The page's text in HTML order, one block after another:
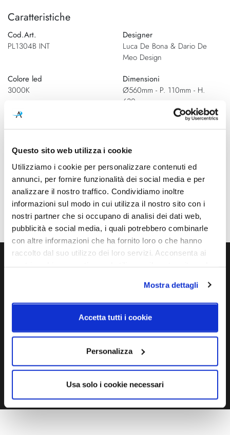
Questo sito web utilizza i cookie
Utilizziamo i cookie per personalizzare contenuti ed
annunci, per fornire funzionalità dei social media e per
analizzare il nostro traffico. Condividiamo inoltre
informazioni sul modo in cui utilizza il nostro sito con i
nostri partner che si occupano di analisi dei dati web,
pubblicità e social media, i quali potrebbero combinarle
con altre informazioni che ha fornito loro o che hanno
raccolto dal suo utilizzo dei loro servizi. Acconsenta ai
Mostra dettagli
Accetta tutti i cookie
Personalizza
Usa solo i cookie necessari
Caratteristiche
Cod.Art.
PL1304B INT
Designer
Luca De Bona & Dario De
Meo Design
Colore led
3000K
Dimensioni
Ø560mm - P. 110mm - H.
630mm
CRI>80
Dimmerazione
Taglio di fase
Diffusore
Tecnopolimero
Classe energetica
IP
20
Contattaci via Chat, via telefono allo + 39 039 9909099 oppure
compila il modulo
EMAIL WHATSAPP
TELEFONO MODULO CONTATTI